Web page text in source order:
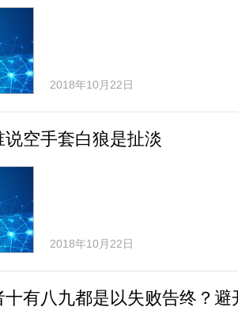
2018年10月22日
空手套白狼是扯淡
2018年10月22日
有八九都是以失败告终？